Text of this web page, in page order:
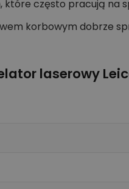
które często pracują na
korbowym dobrze
laserowy